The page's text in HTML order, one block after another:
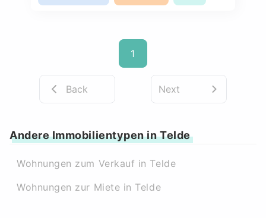
1
Back Next
Andere Immobilientypen in Telde
Wohnungen zum Verkauf in Telde
Wohnungen zur Miete in Telde